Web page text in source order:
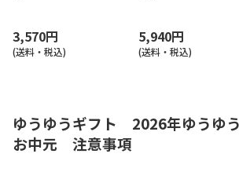
3,570円
(送料・税込)
5,940円
(送料・税込)
ゆうゆうギフト 2026年ゆうゆ
お中元 注意事項